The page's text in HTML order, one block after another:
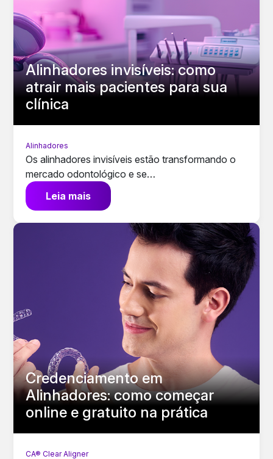
Alinhadores invisíveis: como
atrair mais pacientes para sua
clínica
Alinhadores
Os alinhadores invisíveis estão transformando o
mercado odontológico e se…
Leia mais
Credenciamento em
Alinhadores: como começar
online e gratuito na prática
CA® Clear Aligner